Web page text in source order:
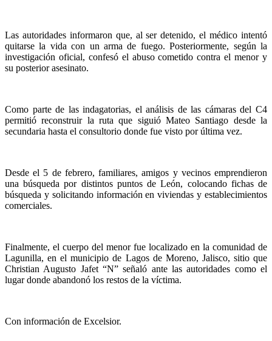
Las autoridades informaron que, al ser detenido, el médico intentó
quitarse la vida con un arma de fuego. Posteriormente, según la
investigación oficial, confesó el abuso cometido contra el menor y
su posterior asesinato.
Como parte de las indagatorias, el análisis de las cámaras del C4
permitió reconstruir la ruta que siguió Mateo Santiago desde la
secundaria hasta el consultorio donde fue visto por última vez.
Desde el 5 de febrero, familiares, amigos y vecinos emprendieron
una búsqueda por distintos puntos de León, colocando fichas de
búsqueda y solicitando información en viviendas y establecimientos
comerciales.
Finalmente, el cuerpo del menor fue localizado en la comunidad de
Lagunilla, en el municipio de Lagos de Moreno, Jalisco, sitio que
Christian Augusto Jafet “N” señaló ante las autoridades como el
lugar donde abandonó los restos de la víctima.
Con información de Excelsior.